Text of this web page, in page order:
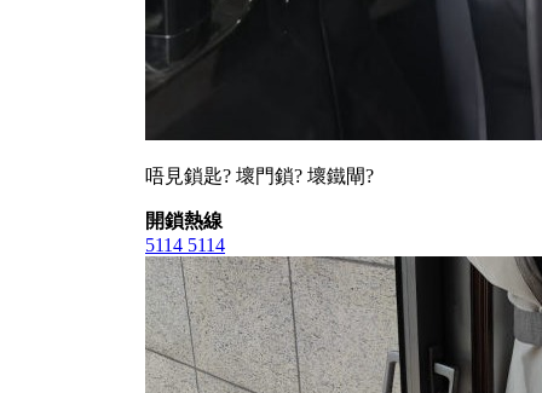
唔見鎖匙? 壞門鎖? 壞鐵閘?
開鎖熱線
5114 5114